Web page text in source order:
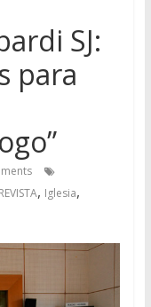
SJ:
para
, Iglesia,